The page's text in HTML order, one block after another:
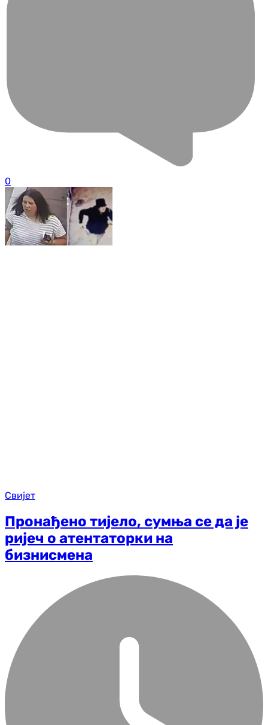
0
Свијет
Пронађено тијело, сумња се да је
ријеч о атентаторки на
бизнисмена